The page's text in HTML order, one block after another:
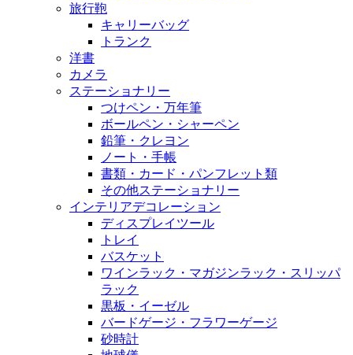
旅行鞄
キャリーバッグ
トランク
洋書
カメラ
ステーショナリー
つけペン・万年筆
ボールペン・シャーペン
鉛筆・クレヨン
ノート・手帳
書類・カード・パンフレット類
その他ステーショナリー
インテリアデコレーション
ディスプレイツール
トレイ
バスケット
ワインラック・マガジンラック・スリッパ
ラック
黒板・イーゼル
バードゲージ・フラワーゲージ
砂時計